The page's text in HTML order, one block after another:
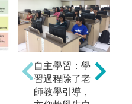
六階段式學習
法：記憶、了
解、應用、分
析、評估及創
自主學習：學
習過程除了老
師教學引導，